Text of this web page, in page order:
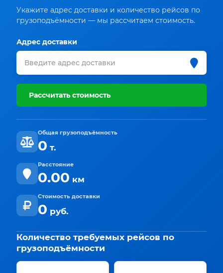
Укажите адрес доставки и количество рейсов по
грузоподъёмности — мы рассчитаем стоимость.
Адрес доставки
Рассчитать стоимость
Общая грузоподъёмность
0 т.
Расстояние
0.00 км
Стоимость доставки
0 руб.
Количество требуемых рейсов по
грузоподъёмности